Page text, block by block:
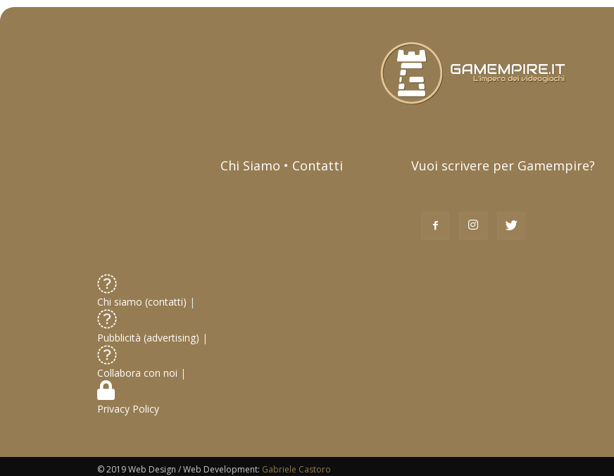
Chi Siamo • Contatti Vuoi scrivere per Gamempire?
Chi siamo (contatti) |
Pubblicità (advertising) |
Collabora con noi |
Privacy Policy
© 2019 Web Design / Web Development: Gabriele Castoro